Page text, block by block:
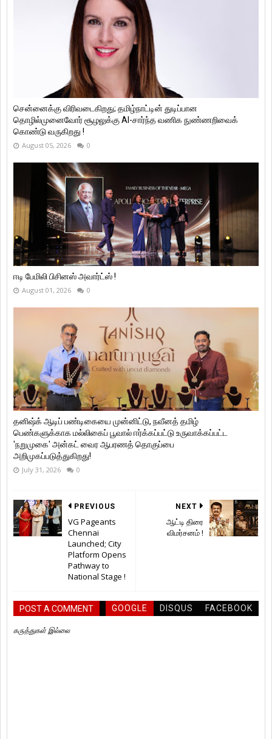
சென்னைக்கு விரிவடைகிறது; தமிழ்நாட்டின் துடிப்பான
தொழில்முனைவோர் சூழலுக்கு AI-சார்ந்த வணிக நுண்ணறிவைக்
கொண்டு வருகிறது !
August 05, 2026 0
ஈடி பேமிலி பிசினஸ் அவார்ட்ஸ் !
August 01, 2026 0
தனிஷ்க் ஆடிப் பண்டிகையை முன்னிட்டு, நவீனத் தமிழ்
பெண்களுக்காக மல்லிகைப் பூவால் ஈர்க்கப்பட்டு உருவாக்கப்பட்ட
'நறுமுகை' அன்கட் வைர ஆபரணத் தொகுப்பை
அறிமுகப்படுத்துகிறது!
July 31, 2026 0
NEXT
ஆட்டி திரை
விமர்சனம் !
PREVIOUS
VG Pageants
Chennai
Launched; City
Platform Opens
Pathway to
National Stage !
POST A COMMENT GOOGLE DISQUS FACEBOOK
கருத்துகள் இல்லை